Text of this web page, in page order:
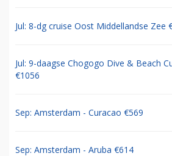
Jul: 8-dg cruise Oost Middellandse Zee
Jul: 9-daagse Chogogo Dive & Beach
€1056
Sep: Amsterdam - Curacao €569
Sep: Amsterdam - Aruba €614